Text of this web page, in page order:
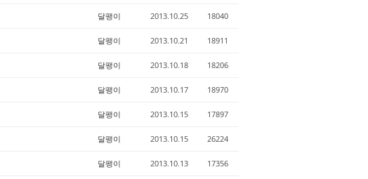
달팽이 2013.10.25 18040
달팽이 2013.10.21 18911
달팽이 2013.10.18 18206
달팽이 2013.10.17 18970
달팽이 2013.10.15 17897
달팽이 2013.10.15 26224
달팽이 2013.10.13 17356